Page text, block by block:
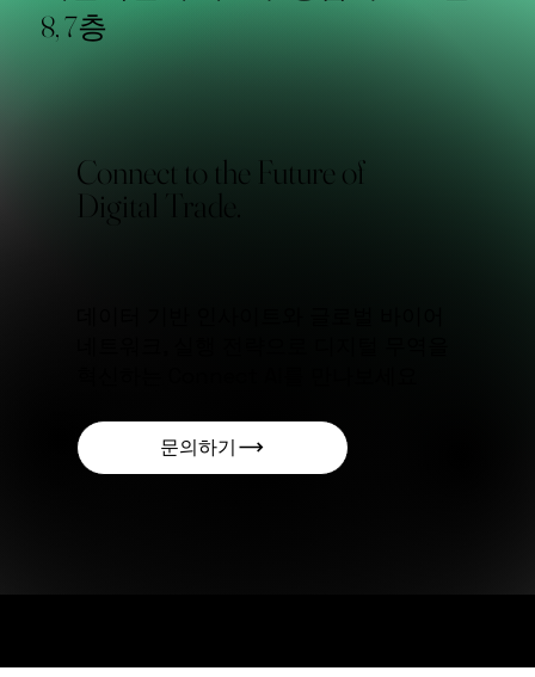
8, 7층
Connect to the Future of
Digital Trade.
문의하기